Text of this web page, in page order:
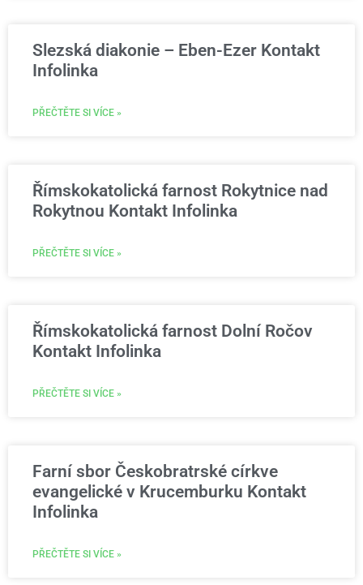
Slezská diakonie – Eben-Ezer Kontakt
Infolinka
PŘEČTĚTE SI VÍCE »
Římskokatolická farnost Rokytnice nad
Rokytnou Kontakt Infolinka
PŘEČTĚTE SI VÍCE »
Římskokatolická farnost Dolní Ročov
Kontakt Infolinka
PŘEČTĚTE SI VÍCE »
Farní sbor Českobratrské církve
evangelické v Krucemburku Kontakt
Infolinka
PŘEČTĚTE SI VÍCE »